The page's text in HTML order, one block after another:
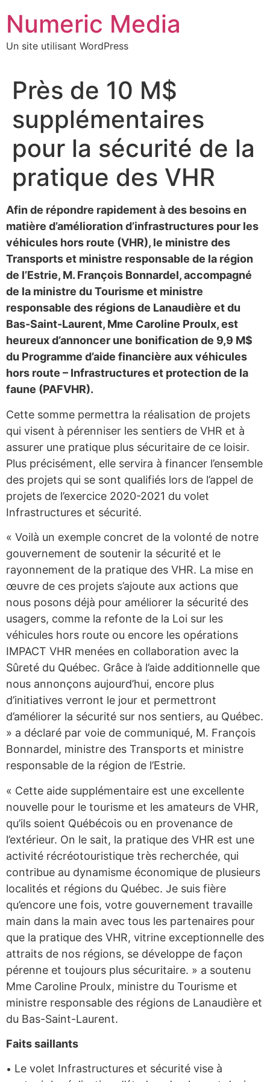
contenu
Numeric Media
Un site utilisant WordPress
Près de 10 M$
supplémentaires
pour la sécurité de la
pratique des VHR
Afin de répondre rapidement à des besoins en
matière d’amélioration d’infrastructures pour les
véhicules hors route (VHR), le ministre des
Transports et ministre responsable de la région
de l’Estrie, M. François Bonnardel, accompagné
de la ministre du Tourisme et ministre
responsable des régions de Lanaudière et du
Bas-Saint-Laurent, Mme Caroline Proulx, est
heureux d’annoncer une bonification de 9,9 M$
du Programme d’aide financière aux véhicules
hors route – Infrastructures et protection de la
faune (PAFVHR).
Cette somme permettra la réalisation de projets
qui visent à pérenniser les sentiers de VHR et à
assurer une pratique plus sécuritaire de ce loisir.
Plus précisément, elle servira à financer l’ensemble
des projets qui se sont qualifiés lors de l’appel de
projets de l’exercice 2020-2021 du volet
Infrastructures et sécurité.
« Voilà un exemple concret de la volonté de notre
gouvernement de soutenir la sécurité et le
rayonnement de la pratique des VHR. La mise en
œuvre de ces projets s’ajoute aux actions que
nous posons déjà pour améliorer la sécurité des
usagers, comme la refonte de la Loi sur les
véhicules hors route ou encore les opérations
IMPACT VHR menées en collaboration avec la
Sûreté du Québec. Grâce à l’aide additionnelle que
nous annonçons aujourd’hui, encore plus
d’initiatives verront le jour et permettront
d’améliorer la sécurité sur nos sentiers, au Québec.
» a déclaré par voie de communiqué, M. François
Bonnardel, ministre des Transports et ministre
responsable de la région de l’Estrie.
« Cette aide supplémentaire est une excellente
nouvelle pour le tourisme et les amateurs de VHR,
qu’ils soient Québécois ou en provenance de
l’extérieur. On le sait, la pratique des VHR est une
activité récréotouristique très recherchée, qui
contribue au dynamisme économique de plusieurs
localités et régions du Québec. Je suis fière
qu’encore une fois, votre gouvernement travaille
main dans la main avec tous les partenaires pour
que la pratique des VHR, vitrine exceptionnelle des
attraits de nos régions, se développe de façon
pérenne et toujours plus sécuritaire. » a soutenu
Mme Caroline Proulx, ministre du Tourisme et
ministre responsable des régions de Lanaudière et
du Bas-Saint-Laurent.
Faits saillants
• Le volet Infrastructures et sécurité vise à